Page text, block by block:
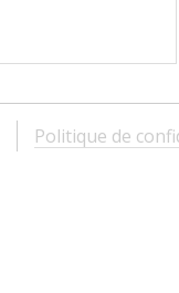
Politique de